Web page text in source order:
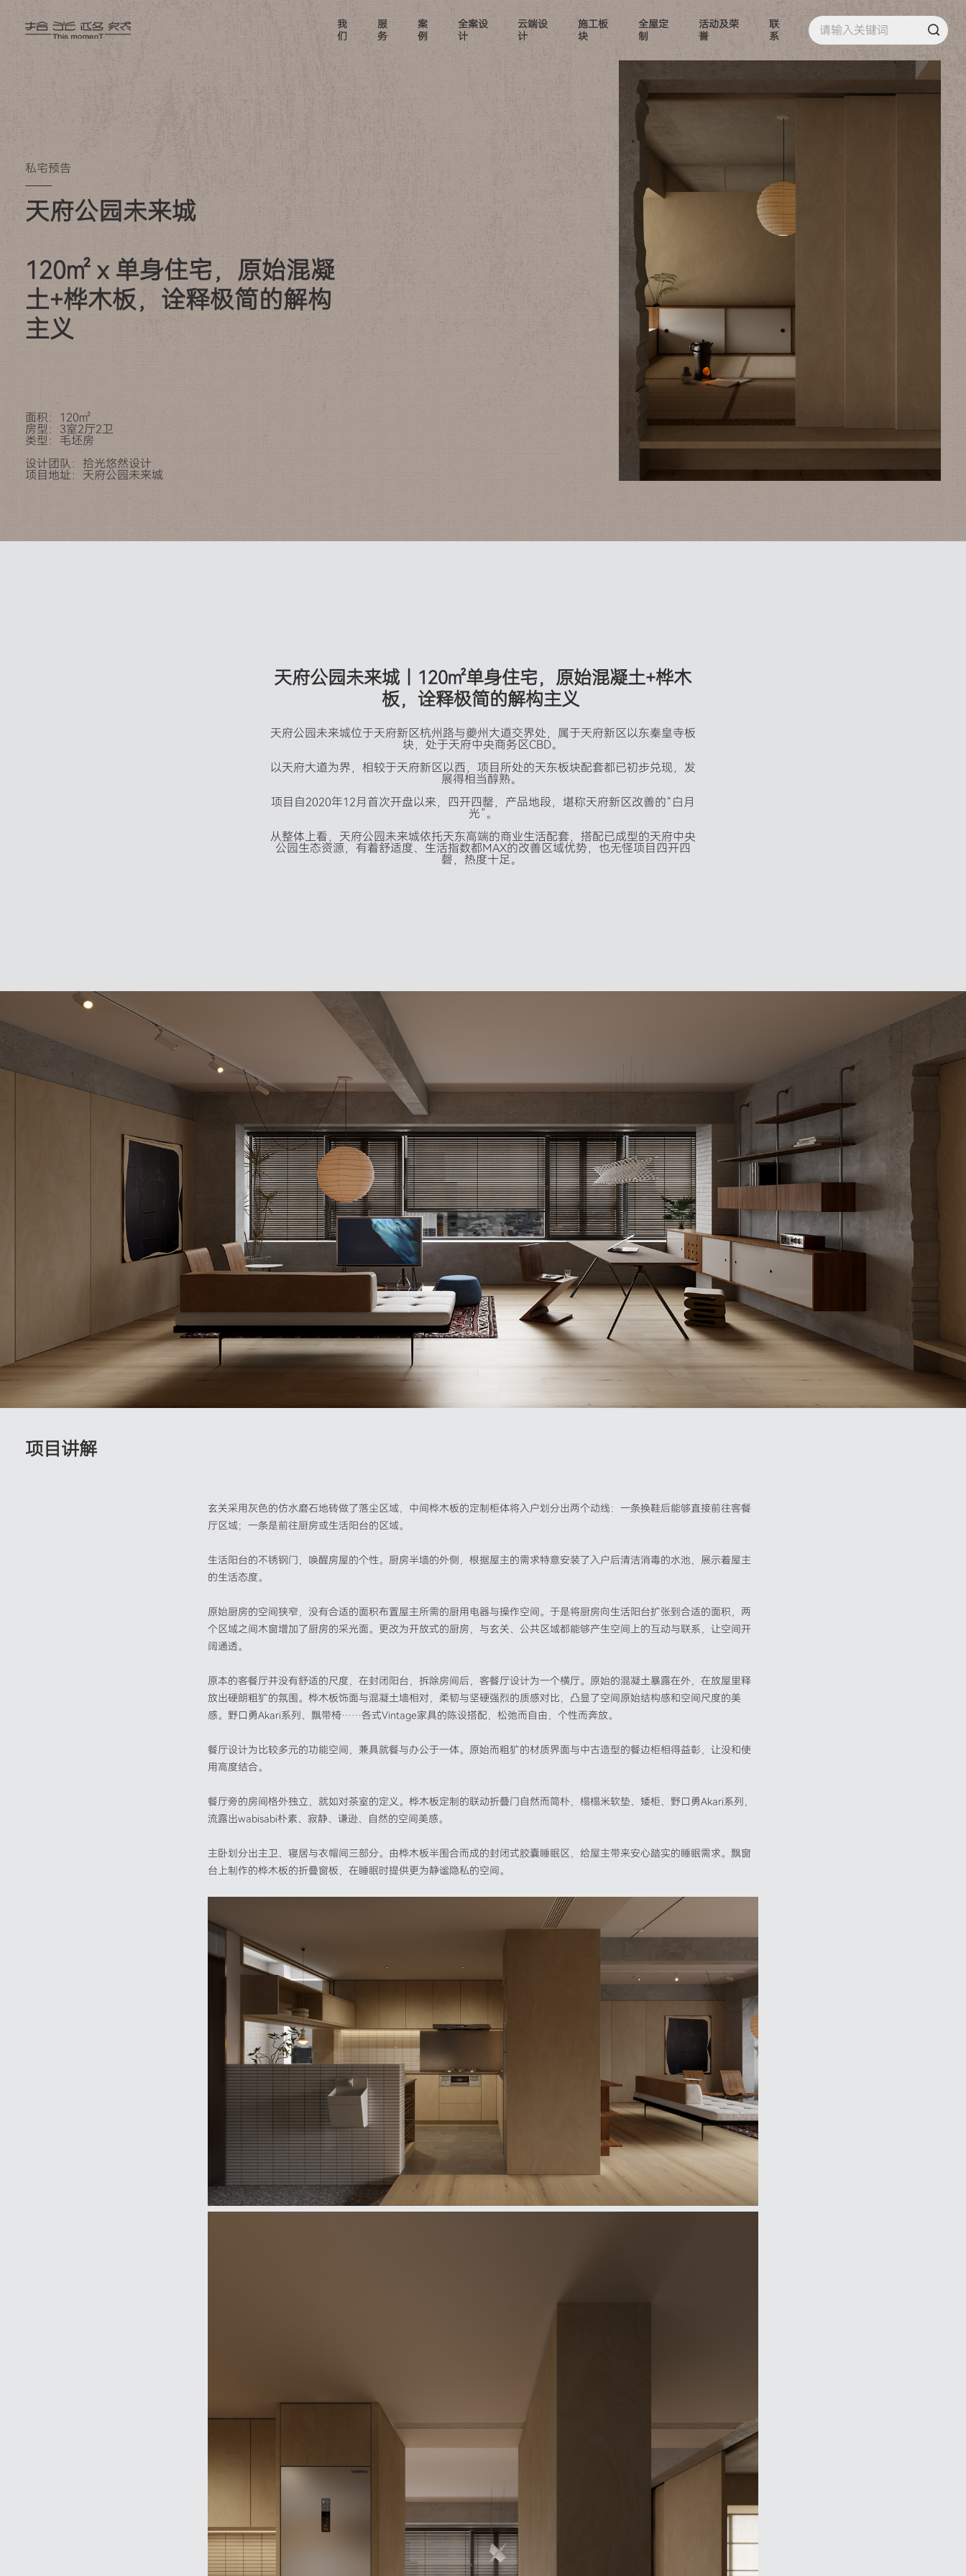
我
们
服
务
案
例
全案设
计
云端设
计
施工板
块
全屋定
制
活动及荣
誉
联
系
私宅预告
天府公园未来城
120㎡ x 单身住宅，原始混凝
土+桦木板，诠释极简的解构
主义
面积：120㎡
房型：3室2厅2卫
类型：毛坯房
设计团队：拾光悠然设计
项目地址：天府公园未来城
天府公园未来城 120㎡单身住宅， 原始混凝土+桦木
板， 诠释极简的解构主义
天府公园未来城位于天府新区杭州路与夔州大道交界处，属于天府新区以东秦皇寺板
块，处于天府中央商务区CBD。
以天府大道为界，相较于天府新区以西，项目所处的天东板块配套都已初步兑现，发
展得相当醇熟。
项目自2020年12月首次开盘以来，四开四罄，产品地段，堪称天府新区改善的“白月
光”。
从整体上看，天府公园未来城依托天东高端的商业生活配套，搭配已成型的天府中央
公园生态资源，有着舒适度、生活指数都MAX的改善区域优势，也无怪项目四开四
磬，热度十足。
项目讲解
玄关采用灰色的仿水磨石地砖做了落尘区域，中间桦木板的定制柜体将入户划分出两个动线：一条换鞋后能够直接前往客餐
厅区域；一条是前往厨房或生活阳台的区域。
生活阳台的不锈钢门，唤醒房屋的个性。厨房半墙的外侧，根据屋主的需求特意安装了入户后清洁消毒的水池，展示着屋主
的生活态度。
原始厨房的空间狭窄，没有合适的面积布置屋主所需的厨用电器与操作空间。于是将厨房向生活阳台扩张到合适的面积，两
个区域之间木窗增加了厨房的采光面。更改为开放式的厨房，与玄关、公共区域都能够产生空间上的互动与联系，让空间开
阔通透。
原本的客餐厅并没有舒适的尺度，在封闭阳台，拆除房间后，客餐厅设计为一个横厅。原始的混凝土暴露在外，在放屋里释
放出硬朗粗犷的氛围。桦木板饰面与混凝土墙相对，柔韧与坚硬强烈的质感对比，凸显了空间原始结构感和空间尺度的美
感。野口勇Akari系列、飘带椅……各式Vintage家具的陈设搭配，松弛而自由，个性而奔放。
餐厅设计为比较多元的功能空间，兼具就餐与办公于一体。原始而粗犷的材质界面与中古造型的餐边柜相得益彰，让没和使
用高度结合。
餐厅旁的房间格外独立，就如对茶室的定义。桦木板定制的联动折叠门自然而简朴，榻榻米软垫、矮柜、野口勇Akari系列，
流露出wabisabi朴素、寂静、谦逊、自然的空间美感。
主卧划分出主卫、寝居与衣帽间三部分。由桦木板半围合而成的封闭式胶囊睡眠区，给屋主带来安心踏实的睡眠需求。飘窗
台上制作的桦木板的折叠窗板，在睡眠时提供更为静谧隐私的空间。